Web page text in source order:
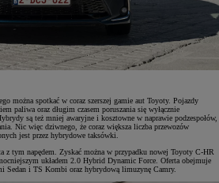
można spotkać w coraz szerszej gamie aut Toyoty. Pojazdy
paliwa oraz długim czasem poruszania się wyłącznie
są też mniej awaryjne i kosztowne w naprawie podzespołów,
Nic więc dziwnego, że coraz większa liczba przewozów
jest przez hybrydowe taksówki.
z tym napędem. Zyskać można w przypadku nowej Toyoty C-HR
układem 2.0 Hybrid Dynamic Force. Oferta obejmuje
Sedan i TS Kombi oraz hybrydową limuzynę Camry.